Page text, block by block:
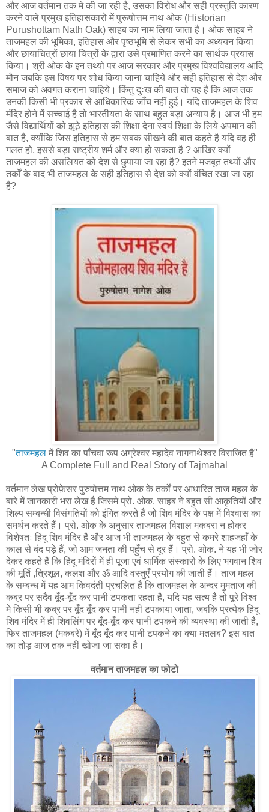
और आज वर्तमान तक मे की जा रही है, उसका विरोध और सही प्रस्तुति कारण
करने वाले प्रमुख इतिहासकारो में पुरूषोत्तम नाथ ओक (Historian
Purushottam Nath Oak) साहब का नाम लिया जाता है। ओक साहब ने
ताजमहल की भूमिका, इतिहास और पृष्ठभूमि से लेकर सभी का अध्ययन किया
और छायाचित्रों छाया चित्रों के द्वारा उसे प्रमाणित करने का सार्थक प्रयास
किया। श्री ओक के इन तथ्यो पर आज सरकार और प्रमुख विश्वविद्यालय आदि
मौन जबकि इस विषय पर शोध किया जाना चाहिये और सही इतिहास से देश और
समाज को अवगत कराना चाहिये। किंतु दुःख की बात तो यह है कि आज तक
उनकी किसी भी प्रकार से आधिकारिक जाँच नहीं हुई। यदि ताजमहल के शिव
मंदिर होने में सच्चाई है तो भारतीयता के साथ बहुत बड़ा अन्याय है। आज भी हम
जैसे विद्यार्थियों को झूठे इतिहास की शिक्षा देना स्वयं शिक्षा के लिये अपमान की
बात है, क्योंकि जिस इतिहास से हम सबक सीखने की बात कहते है यदि वह ही
गलत हो, इससे बड़ा राष्ट्रीय शर्म और क्‍या हो सकता है ? आखिर क्यों
ताजमहल की असलियत को देश से छुपाया जा रहा है? इतने मजबूत तथ्यों और
तर्कों के बाद भी ताजमहल के सही इतिहास से देश को क्यों वंचित रखा जा रहा
है?
"ताजमहलमें शिव का पाँचवा रूप अग्रेश्वर महादेव नागनाथेश्वर विराजित है"
A Complete Full and Real Story of Tajmahal
वर्तमान लेख प्रोफ़ेसर पुरुषोत्तम नाथ ओक के तर्कों पर आधारित ताज महल के
बारे में जानकारी भरा लेख है जिसमे प्रो. ओक. साहब ने बहुत सी आकृतियों और
शिल्प सम्बन्धी विसंगतियों को इंगित करते हैं जो शिव मंदिर के पक्ष में विश्वास का
समर्थन करते हैं। प्रो. ओक के अनुसार ताजमहल विशाल मकबरा न होकर
विशेषतः हिंदू शिव मंदिर है और आज भी ताजमहल के बहुत से कमरे शाहजहाँ के
काल से बंद पड़े हैं, जो आम जनता की पहुँच से दूर हैं। प्रो. ओक. ने यह भी जोर
देकर कहते हैं कि हिंदू मंदिरों में ही पूजा एवं धार्मिक संस्कारों के लिए भगवान शिव
की मूर्ति ,त्रिशूल, कलश और ॐ आदि वस्तुएँ प्रयोग की जाती हैं। ताज महल
के सम्बन्ध में यह आम किवदंती प्रचलित है कि ताजमहल के अन्दर मुमताज की
कब्र पर सदैव बूँद-बूँद कर पानी टपकता रहता है, यदि यह सत्य है तो पूरे विश्व
मे किसी भी कब्र पर बूँद बूँद कर पानी नही टपकाया जाता, जबकि प्रत्येक हिंदू
शिव मंदिर में ही शिवलिंग पर बूँद-बूँद कर पानी टपकने की व्यवस्था की जाती है,
फिर ताजमहल (मकबरे) में बूँद बूँद कर पानी टपकने का क्या मतलब? इस बात
का तोड़ आज तक नहीं खोजा जा सका है।
वर्तमान ताजमहल का फोटो